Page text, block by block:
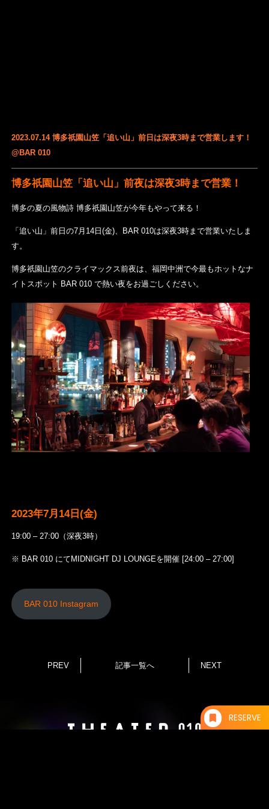
2023.07.14 博多祇園山笠「追い山」前日は深夜3時まで営業します！
@BAR 010
博多祇園山笠「追い山」前夜は深夜3時まで営業！
博多の夏の風物詩 博多祇園山笠が今年もやって来る！
「追い山」前日の7月14日(金)、BAR 010は深夜3時まで営業いたしま
す。
博多祇園山笠のクライマックス前夜は、福岡中洲で今最もホットなナ
イトスポット BAR 010 で熱い夜をお過ごしください。
2023年7月14日(金)
19:00 – 27:00（深夜3時）
※ BAR 010 にてMIDNIGHT DJ LOUNGEを開催 [24:00 – 27:00]
BAR 010 Instagram
PREV 記事一覧へ NEXT
RESERVE